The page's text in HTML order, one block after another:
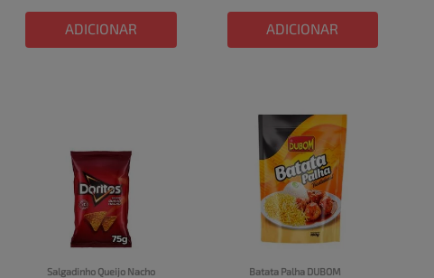
ADICIONAR ADICIONAR
Salgadinho Queijo Nacho
Batata Palha DUBOM